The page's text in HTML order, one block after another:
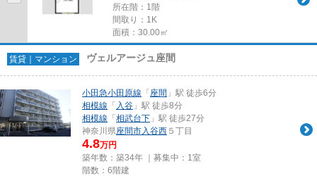
所在階：1階
間取り：1K
面積：30.00㎡
賃貸｜マンション ヴェルアージュ座間
小田急小田原線 「 座間 」駅 徒歩6分
相模線 「 入谷 」駅 徒歩8分
相模線 「 相武台下 」駅 徒歩27分
神奈川県座間市入谷西 ５丁目
4.8万円
築年数：築34年 ｜募集中： 1室
階数：6階建